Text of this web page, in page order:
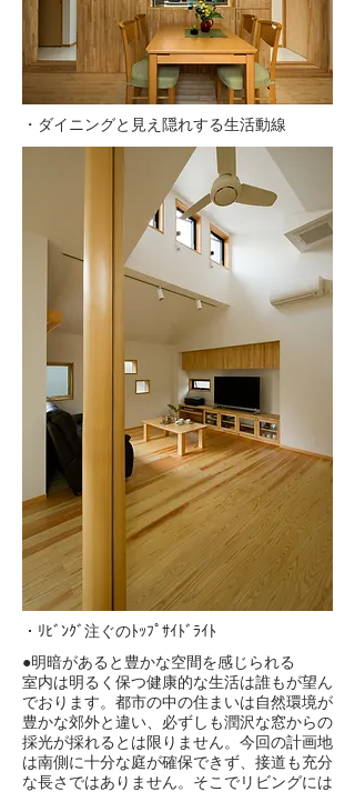
・ダイニングと見え隠れする生活動線
・ﾘﾋﾞﾝｸﾞ注ぐのﾄｯﾌﾟｻｲﾄﾞﾗｲﾄ
●明暗があると豊かな空間を感じられる
室内は明るく保つ健康的な生活は誰もが望ん
でおります。都市の中の住まいは自然環境が
豊かな郊外と違い、必ずしも潤沢な窓からの
採光が採れるとは限りません。今回の計画地
は南側に十分な庭が確保できず、接道も充分
な長さではありません。そこでリビングには